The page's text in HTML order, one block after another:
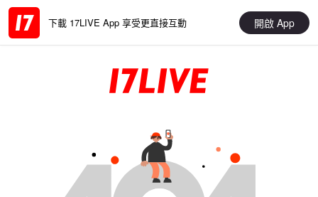
下載 17LIVE App 享受更直接互動 開啟 App